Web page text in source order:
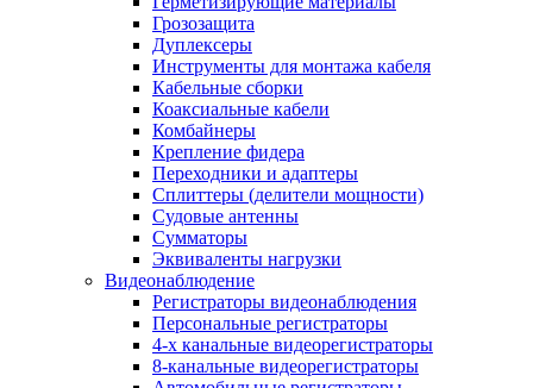
Грозозащита
Дуплексеры
Инструменты для монтажа кабеля
Кабельные сборки
Коаксиальные кабели
Комбайнеры
Крепление фидера
Переходники и адаптеры
Сплиттеры (делители мощности)
Судовые антенны
Сумматоры
Эквиваленты нагрузки
Видеонаблюдение
Регистраторы видеонаблюдения
Персональные регистраторы
4-х канальные видеорегистраторы
8-канальные видеорегистраторы